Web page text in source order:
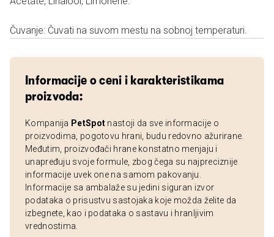
Čuvanje: Čuvati na suvom mestu na sobnoj temperaturi.
Informacije o ceni i karakteristikama
proizvoda:
Kompanija PetSpot nastoji da sve informacije o
proizvodima, pogotovu hrani, budu redovno ažurirane.
Međutim, proizvođači hrane konstatno menjaju i
unapređuju svoje formule, zbog čega su najpreciznije
informacije uvek one na samom pakovanju.
Informacije sa ambalaže su jedini siguran izvor
podataka o prisustvu sastojaka koje možda želite da
izbegnete, kao i podataka o sastavu i hranljivim
vrednostima.